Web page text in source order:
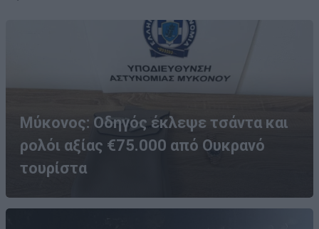
Μύκονος: Οδηγός έκλεψε τσάντα και
ρολόι αξίας €75.000 από Ουκρανό
τουρίστα